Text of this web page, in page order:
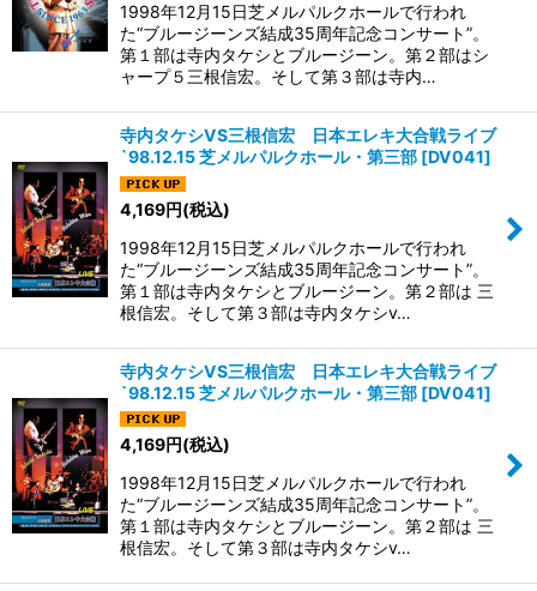
1998年12月15日芝メルパルクホールで行われ
た“ブルージーンズ結成35周年記念コンサート”。
第１部は寺内タケシとブルージーン。第２部はシ
ャープ５三根信宏。そして第３部は寺内…
寺内タケシVS三根信宏 日本エレキ大合戦ライブ
`98.12.15 芝メルパルクホール・第三部 [DV041]
4,169円(税込)
1998年12月15日芝メルパルクホールで行われ
た“ブルージーンズ結成35周年記念コンサート”。
第１部は寺内タケシとブルージーン。第２部は 三
根信宏。そして第３部は寺内タケシv…
寺内タケシVS三根信宏 日本エレキ大合戦ライブ
`98.12.15 芝メルパルクホール・第三部 [DV041]
4,169円(税込)
1998年12月15日芝メルパルクホールで行われ
た“ブルージーンズ結成35周年記念コンサート”。
第１部は寺内タケシとブルージーン。第２部は 三
根信宏。そして第３部は寺内タケシv…